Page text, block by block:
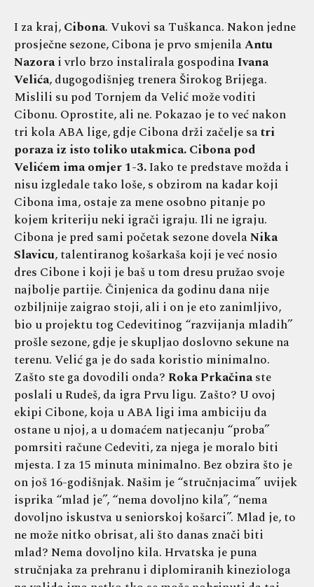
I za kraj,Cibona. Vukovi sa Tuškanca. Nakon jedne
prosječne sezone, Cibona je prvo smjenilaAntu
Nazorai vrlo brzo instalirala gospodinaIvana
Velića, dugogodišnjeg trenera Širokog Brijega.
Mislili su pod Tornjem da Velić može voditi
Cibonu. Oprostite, ali ne. Pokazao je to već nakon
tri kola ABA lige, gdje Cibona drži začelje satri
poraza iz isto toliko utakmica. Cibona pod
Velićem ima omjer 1-3.Iako te predstave možda i
nisu izgledale tako loše, s obzirom na kadar koji
Cibona ima, ostaje za mene osobno pitanje po
kojem kriteriju neki igrači igraju. Ili ne igraju.
Cibona je pred sami početak sezone dovelaNika
Slavicu, talentiranog košarkaša koji je već nosio
dres Cibone i koji je baš u tom dresu pružao svoje
najbolje partije. Činjenica da godinu dana nije
ozbiljnije zaigrao stoji, ali i on je eto zanimljivo,
bio u projektu tog Cedevitinog “razvijanja mladih”
prošle sezone, gdje je skupljao doslovno sekune na
terenu. Velić ga je do sada koristio minimalno.
Zašto ste ga dovodili onda?Roka Prkačinaste
poslali u Rudeš, da igra Prvu ligu. Zašto? U ovoj
ekipi Cibone, koja u ABA ligi ima ambiciju da
ostane u njoj, a u domaćem natjecanju “proba”
pomrsiti račune Cedeviti, za njega je moralo biti
mjesta. I za 15 minuta minimalno. Bez obzira što je
on još 16-godišnjak. Našim je “stručnjacima” uvijek
isprika “mlad je”, “nema dovoljno kila”, “nema
dovoljno iskustva u seniorskoj košarci”. Mlad je, to
ne može nitko obrisat, ali što danas znači biti
mlad? Nema dovoljno kila. Hrvatska je puna
stručnjaka za prehranu i diplomiranih kineziologa